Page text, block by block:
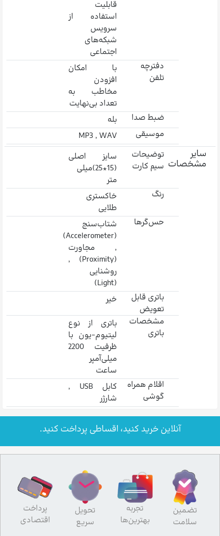
قابلیت
استفاده از
سرویس
شبکه‌های
اجتماعی
دفترچه
تلفن
با امکان
افزودن
مخاطب به
تعداد بی‌نهایت
ضبط صدا
بله
موسیقی
MP3 , WAV
سایر
مشخصات
توضیحات
سیم کارت
سایز اصلی
(15*25)میلی
متر
رنگ
خاکستری
طلایی
حس‌گرها
شتاب‌سنج
(Accelerometer)
, مجاورت
(Proximity) ,
روشنایی
(Light)
باتری قابل
تعویض
خیر
مشخصات
باتری
باتری از نوع
لیتیوم-یون با
ظرفیت 2200
میلی‌آمپر
ساعت
اقلام همراه
گوشی
کابل USB ,
شارژر
آنلاین خرید کنید، اقساطی پرداخت کنید.
تضمین
سلامت
تجربه
بهترین‌ها
تحویل
سریع
پرداخت
اقتصادی